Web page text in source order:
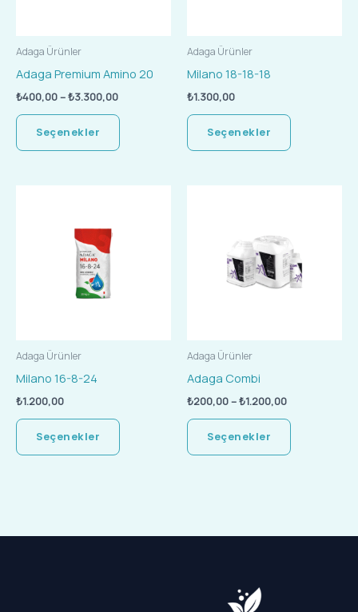
Adaga Ürünler
Adaga Premium Amino 20
₺400,00–₺3.300,00
Seçenekler
Adaga Ürünler
Milano 18-18-18
₺1.300,00
Seçenekler
Adaga Ürünler
Milano 16-8-24
₺1.200,00
Seçenekler
Adaga Ürünler
Adaga Combi
₺200,00–₺1.200,00
Seçenekler
fazla
varyasyonu